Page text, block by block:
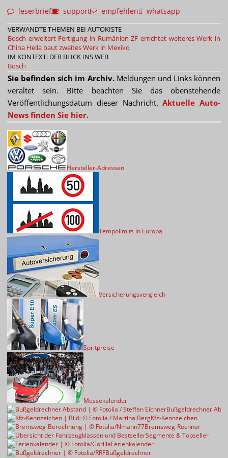
leserbrief support empfehlen whatsapp
VERWANDTE THEMEN BEI AUTOKISTE
Bosch erweitert Fertigung in Rumänien ZF errichtet weiteres Werk in
China Hella baut zweites Werk in Mexiko
IM KONTEXT: DER BLICK INS WEB
Bosch
Sie befinden sich im Archiv.Meldungen und Links können
veraltet sein. Bitte beachten Sie das obenstehende
Veröffentlichungsdatum dieser Nachricht.Aktuelle Auto-
News finden Sie hier.
Hersteller-Adressen
Tempolimits in Europa
Versicherungsvergleich
Spritpreise
Messekalender
Bußgeldrechner
Kfz-Kennzeichen
Bremsweg-Rechner
Segmente & Topseller
Ferienkalender
Bußgeldrechner